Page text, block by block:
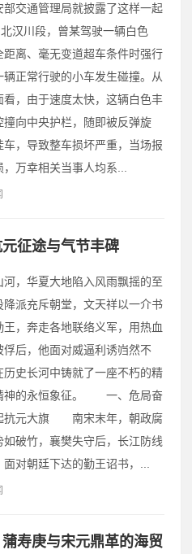
交通管理局就披露了这样一起
汉川段，曾某驾驶一辆白色
离、毫无变道超车条件时强行
正常行驶的小车发生碰撞。从
，由于速度太快，这辆白色丰
向中央护栏，随即被反弹旋
，导致整车损坏严重，当场报
万幸相关当事人均系...
征途与气节丰碑
，华夏大地陷入风雨飘摇的至
派充斥朝堂，文天祥以一介书
，奔走各地联络义军，用热血
后，他面对威逼利诱岿然不
史长河中铸就了一座不朽的精
神的永恒象征。 一、危局奋
抗元大旗 南宋末年，朝政腐
破竹，襄樊失守后，长江防线
对朝廷下达的勤王诏书，...
寿庚与宋元鼎革的海贸